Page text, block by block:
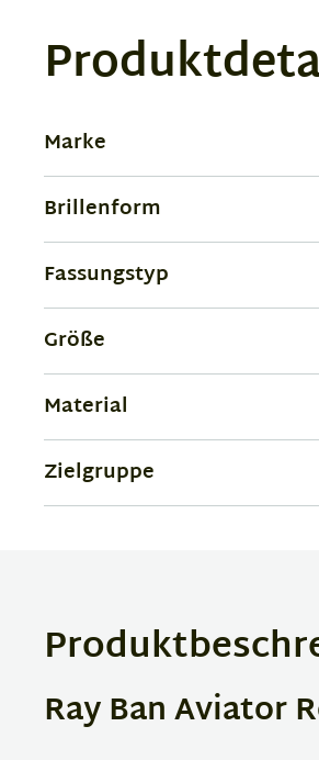
Marke
Brillenform
Fassungstyp
Größe
Material
Zielgruppe
Ray Ban Aviator